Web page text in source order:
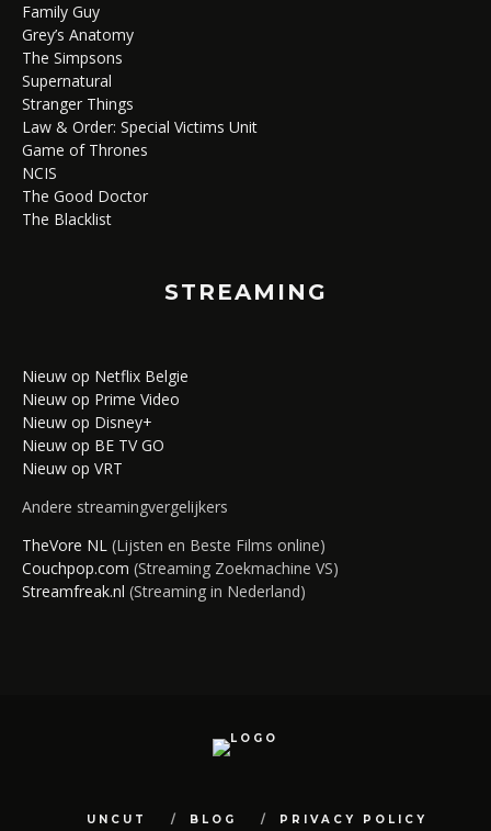
Family Guy
Grey’s Anatomy
The Simpsons
Supernatural
Stranger Things
Law & Order: Special Victims Unit
Game of Thrones
NCIS
The Good Doctor
The Blacklist
STREAMING
Nieuw op Netflix Belgie
Nieuw op Prime Video
Nieuw op Disney+
Nieuw op BE TV GO
Nieuw op VRT
Andere streamingvergelijkers
TheVore NL (Lijsten en Beste Films online)
Couchpop.com (Streaming Zoekmachine VS)
Streamfreak.nl (Streaming in Nederland)
UNCUT BLOG PRIVACY POLICY